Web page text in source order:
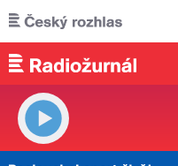
Přejít k hlavnímu obsahu